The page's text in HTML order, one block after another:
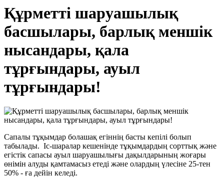
Құрметті шаруашылық
басшылары, барлық меншік
нысандары, қала
тұрғындары, ауыл
тұрғындары!
Сапалы тұқымдар болашақ егіннің басты кепілі болып
табылады. Іс-шаралар кешенінде тұқымдардың сорттық және
егістік сапасы ауыл шаруашылығы дақылдарының жоғары
өнімін алуды қамтамасыз етеді және олардың үлесіне 25-тен
50% - ға дейін келеді.